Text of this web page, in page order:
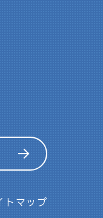
トマップ